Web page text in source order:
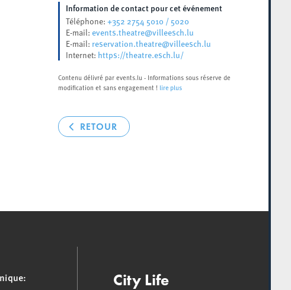
Information de contact pour cet événement
Téléphone: +352 2754 5010 / 5020
E-mail: events.theatre@villeesch.lu
E-mail: reservation.theatre@villeesch.lu
Internet: https://theatre.esch.lu/
Contenu délivré par events.lu - Informations sous réserve de
modification et sans engagement ! lire plus
RETOUR
City Life